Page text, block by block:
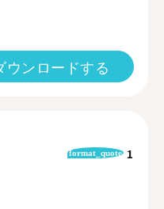
ウンロードする
format_quote 1